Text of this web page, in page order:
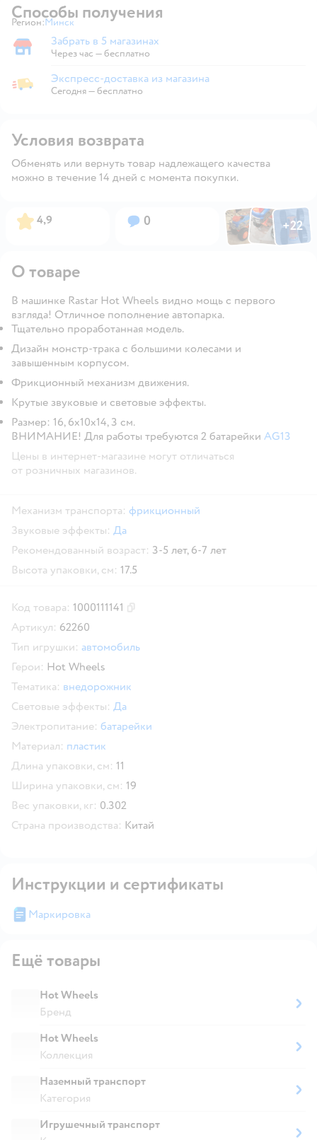
Способы получения
Регион: Выбор адреса доставки.
Минск
Забрать в магазине
Забрать в 5 магазинах
Через час — бесплатно
Экспресс-доставка из магазина
Экспресс-доставка из магазина
Сегодня—бесплатно
Условия возврата
Обменять или вернуть товар надлежащего качества
можно в течение 14 дней с момента покупки.
Рейтинг:
4,9 Вопросов:
0 ФотоФотоФото
+22
Открыть
О товаре
В машинке Rastar Hot Wheels видно мощь с первого
взгляда! Отличное пополнение автопарка.
Тщательно проработанная модель.
Дизайн монстр-трака с большими колесами и
завышенным корпусом.
Фрикционный механизм движения.
Крутые звуковые и световые эффекты.
Размер: 16, 6х10х14, 3 см.
ВНИМАНИЕ! Для работы требуются 2 батарейки AG13
Цены в интернет-магазине могут отличаться
от розничных магазинов.
Механизм транспорта: фрикционный
Звуковые эффекты: Да
Рекомендованный возраст: 3-5 лет, 6-7 лет
Высота упаковки, см: 17.5
Код товара: 1000111141
Артикул: 62260
Тип игрушки: автомобиль
Герои: Hot Wheels
Тематика: внедорожник
Световые эффекты: Да
Электропитание: батарейки
Материал: пластик
Длина упаковки, см: 11
Ширина упаковки, см: 19
Вес упаковки, кг: 0.302
Страна производства: Китай
Инструкции и сертификаты
Маркировка
Ещё товары
Hot Wheels
Бренд
Hot Wheels
Коллекция
Наземный транспорт
Категория
Игрушечный транспорт